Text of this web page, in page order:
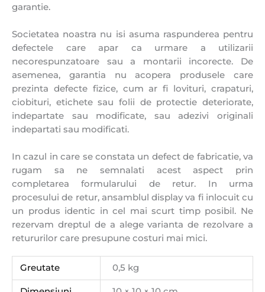
garantie.
Societatea noastra nu isi asuma raspunderea pentru
defectele care apar ca urmare a utilizarii
necorespunzatoare sau a montarii incorecte. De
asemenea, garantia nu acopera produsele care
prezinta defecte fizice, cum ar fi lovituri, crapaturi,
ciobituri, etichete sau folii de protectie deteriorate,
indepartate sau modificate, sau adezivi originali
indepartati sau modificati.
In cazul in care se constata un defect de fabricatie, va
rugam sa ne semnalati acest aspect prin
completarea formularului de retur. In urma
procesului de retur, ansamblul display va fi inlocuit cu
un produs identic in cel mai scurt timp posibil. Ne
rezervam dreptul de a alege varianta de rezolvare a
retururilor care presupune costuri mai mici.
Greutate 0,5 kg